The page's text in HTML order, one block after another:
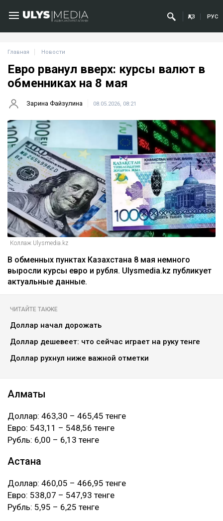
ҚАЗ РУС
Главная Новости
Евро рванул вверх: курсы валют в
обменниках на 8 мая
Зарина Файзулина 08.05.2026, 08:21
Коллаж Ulysmedia.kz
В обменных пунктах Казахстана 8 мая немного
выросли курсы евро и рубля. Ulysmedia.kz публикует
актуальные данные.
ЧИТАЙТЕ ТАКЖЕ
Доллар начал дорожать
Доллар дешевеет: что сейчас играет на руку тенге
Доллар рухнул ниже важной отметки
Алматы
Доллар: 463,30 – 465,45 тенге
Евро: 543,11 – 548,56 тенге
Рубль: 6,00 – 6,13 тенге
Астана
Доллар: 460,05 – 466,95 тенге
Евро: 538,07 – 547,93 тенге
Рубль: 5,95 – 6,25 тенге